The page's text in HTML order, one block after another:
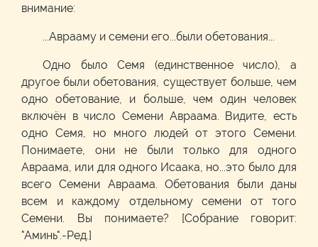
внимание:
...Аврааму и семени его...были обетования...
Одно было Семя (единственное число), а
другое были обетования, существует больше, чем
одно обетование, и больше, чем один человек
включён в число Семени Авраама. Видите, есть
одно Семя, но много людей от этого Семени.
Понимаете, они не были только для одного
Авраама, или для одного Исаака, но...это было для
всего Семени Авраама. Обетования были даны
всем и каждому отдельному семени от того
Семени. Вы понимаете? [Собрание говорит:
"Аминь".-Ред.]